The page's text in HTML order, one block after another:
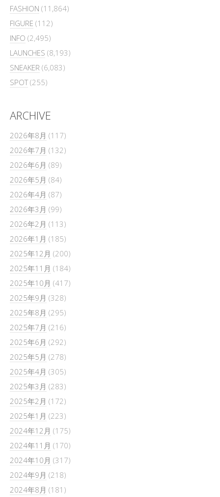
FASHION (11,864)
FIGURE (112)
INFO (2,495)
LAUNCHES (8,193)
SNEAKER (6,083)
SPOT(255)
ARCHIVE
2026年8月 (117)
2026年7月 (132)
2026年6月 (89)
2026年5月 (84)
2026年4月 (87)
2026年3月 (99)
2026年2月 (113)
2026年1月 (185)
2025年12月 (200)
2025年11月 (184)
2025年10月 (417)
2025年9月 (328)
2025年8月 (295)
2025年7月 (216)
2025年6月 (292)
2025年5月 (278)
2025年4月 (305)
2025年3月 (283)
2025年2月 (172)
2025年1月 (223)
2024年12月 (175)
2024年11月 (170)
2024年10月 (317)
2024年9月 (218)
2024年8月 (181)